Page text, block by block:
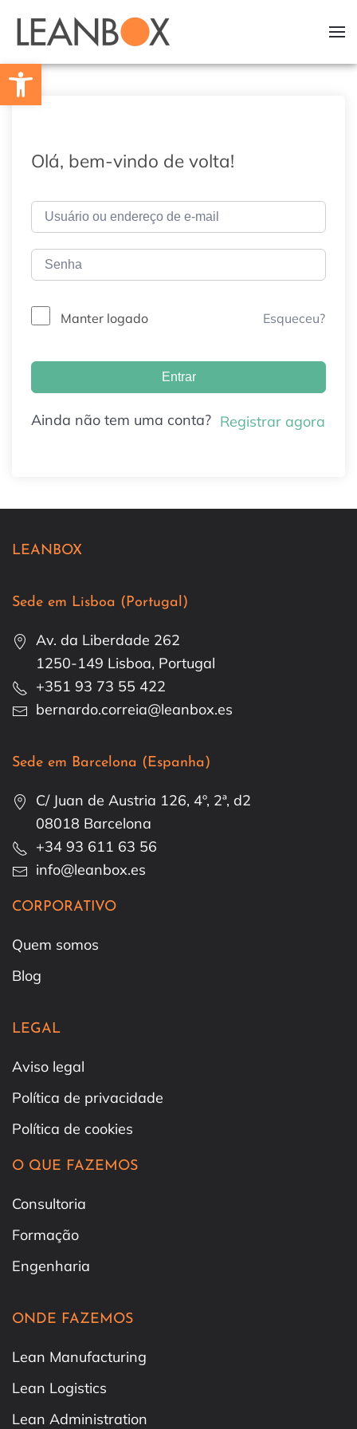
Barra de Ferramentas Aberta
Skip to main content
Olá, bem-vindo de volta!
Manter logado Esqueceu?
Entrar
Ainda não tem uma conta? Registrar agora
LEANBOX
Sede em Lisboa (Portugal)
Av. da Liberdade 262
1250-149 Lisboa, Portugal
+351 93 73 55 422
bernardo.correia@leanbox.es
Sede em Barcelona (Espanha)
C/ Juan de Austria 126, 4º, 2ª, d2
08018 Barcelona
+34 93 611 63 56
info@leanbox.es
CORPORATIVO
Quem somos
Blog
LEGAL
Aviso legal
Política de privacidade
Política de cookies
O QUE FAZEMOS
Consultoria
Formação
Engenharia
ONDE FAZEMOS
Lean Manufacturing
Lean Logistics
Lean Administration